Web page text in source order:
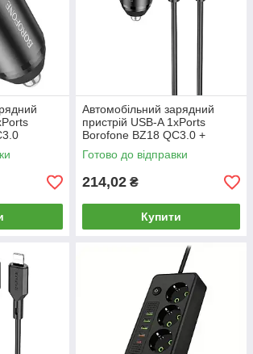
Автомобільний зарядний
пристрій USB-A 1xPorts
Borofone BZ18 QC3.0 +
кабель USB to Type-C
Готово до відправки
214,02 ₴
Купити